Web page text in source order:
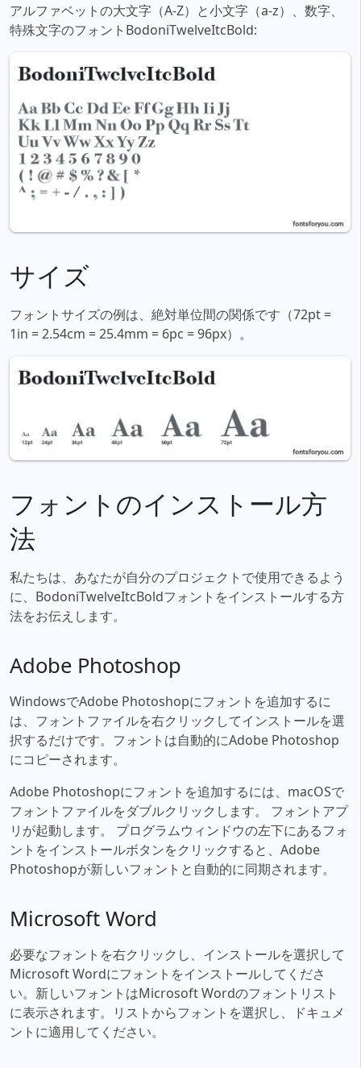
アルファベットの大文字（A-Z）と小文字（a-z）、数字、
特殊文字のフォントBodoniTwelveItcBold:
サイズ
フォントサイズの例は、絶対単位間の関係です（72pt =
1in = 2.54cm = 25.4mm = 6pc = 96px）。
フォントのインストール方
法
私たちは、あなたが自分のプロジェクトで使用できるよう
に、BodoniTwelveItcBoldフォントをインストールする方
法をお伝えします。
Adobe Photoshop
WindowsでAdobe Photoshopにフォントを追加するに
は、フォントファイルを右クリックしてインストールを選
択するだけです。フォントは自動的にAdobe Photoshop
にコピーされます。
Adobe Photoshopにフォントを追加するには、macOSで
フォントファイルをダブルクリックします。 フォントアプ
リが起動します。 プログラムウィンドウの左下にあるフォ
ントをインストールボタンをクリックすると、Adobe
Photoshopが新しいフォントと自動的に同期されます。
Microsoft Word
必要なフォントを右クリックし、インストールを選択して
Microsoft Wordにフォントをインストールしてくださ
い。新しいフォントはMicrosoft Wordのフォントリスト
に表示されます。リストからフォントを選択し、ドキュメ
ントに適用してください。